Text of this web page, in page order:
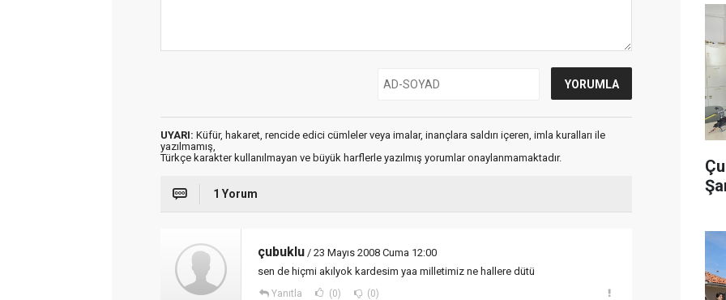
UYARI: Küfür, hakaret, rencide edici cümleler veya imalar, inançlara saldırı içeren, imla kuralları ile
yazılmamış,
Türkçe karakter kullanılmayan ve büyük harflerle yazılmış yorumlar onaylanmamaktadır.
1 Yorum
çubuklu / 23 Mayıs 2008 Cuma 12:00
sen de hiçmi akılyok kardesim yaa milletimiz ne hallere dütü
Yanıtla (0) (0)